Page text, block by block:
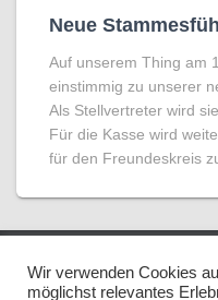
Neue
Auf unserem Thing am
einstimmig zu unserer
Als Stellvertreter wird
Für die Kasse wird
für den Freundeskreis
IMPRESSUM/
Wir verwenden Cookies
möglichst relevantes